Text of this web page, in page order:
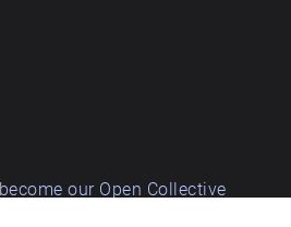
become our Open Collective